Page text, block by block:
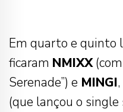
Em quarto e quinto
ficaram NMIXX
Serenade”) e MINGI
(que lançou o single